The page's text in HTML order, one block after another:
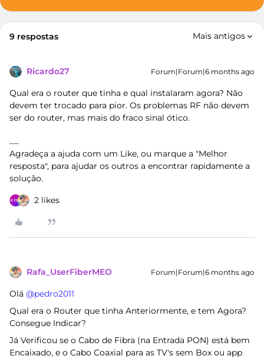
9 respostas Mais antigos
Ricardo27 Forum|Forum|6 months ago
Qual era o router que tinha e qual instalaram agora? Não
devem ter trocado para pior. Os problemas RF não devem
ser do router, mas mais do fraco sinal ótico.
Agradeça a ajuda com um Like, ou marque a "Melhor
resposta", para ajudar os outros a encontrar rapidamente a
solução.
2 likes
Rafa_UserFiberMEO Forum|Forum|6 months ago
Olá ​ @pedro2011
Qual era o Router que tinha Anteriormente, e tem Agora?
Consegue Indicar?
Já Verificou se o Cabo de Fibra (na Entrada PON) está bem
Encaixado, e o Cabo Coaxial para as TV's sem Box ou app